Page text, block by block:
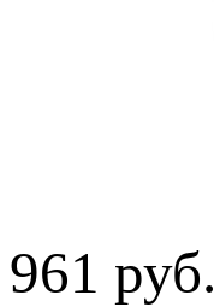
961 руб.